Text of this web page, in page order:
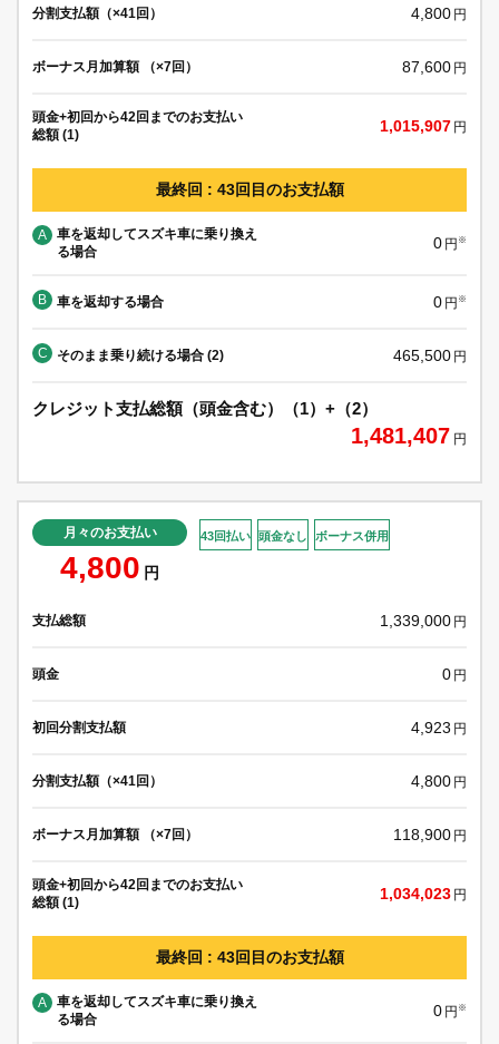
分割支払額（×41回） 4,800 円
ボーナス月加算額 （×7回） 87,600 円
頭金+初回から42回までのお支払い
総額 (1)
1,015,907 円
最終回 : 43回目のお支払額
A
車を返却してスズキ車に乗り換え
る場合
0 円 ※
B 車を返却する場合 0 円 ※
C そのまま乗り続ける場合 (2) 465,500 円
クレジット支払総額（頭金含む）（1）+（2）
1,481,407 円
月々のお支払い
4,800 円
43回払い 頭金なし ボーナス併用
支払総額 1,339,000 円
頭金 0 円
初回分割支払額 4,923 円
分割支払額（×41回） 4,800 円
ボーナス月加算額 （×7回） 118,900 円
頭金+初回から42回までのお支払い
総額 (1)
1,034,023 円
最終回 : 43回目のお支払額
A
車を返却してスズキ車に乗り換え
る場合
0 円 ※